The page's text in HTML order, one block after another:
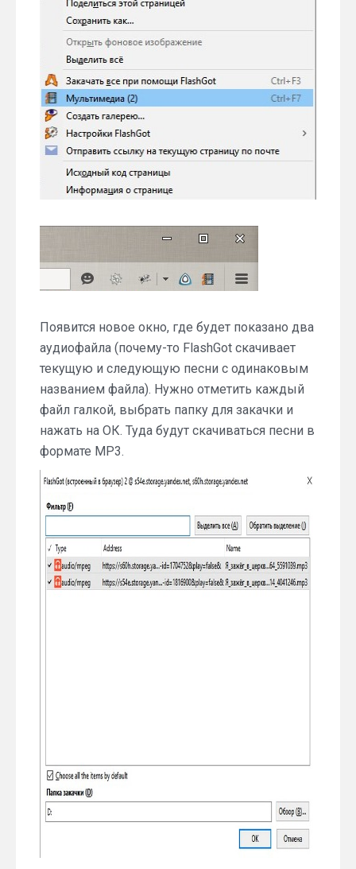
Появится новое окно, где будет показано два
аудиофайла (почему-то FlashGot скачивает
текущую и следующую песни с одинаковым
названием файла). Нужно отметить каждый
файл галкой, выбрать папку для закачки и
нажать на ОК. Туда будут скачиваться песни в
формате MP3.